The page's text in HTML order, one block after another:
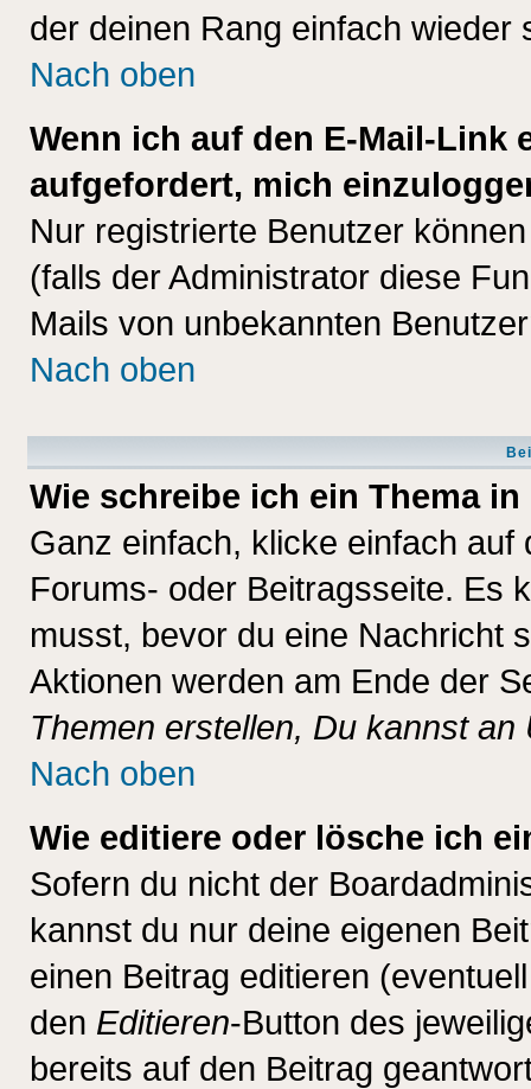
der deinen Rang einfach wieder
Nach oben
Wenn ich auf den E-Mail-Link
aufgefordert, mich
Nur registrierte Benutzer
(falls der Administrator diese
Mails von unbekannten
Nach oben
Wie schreibe ich ein Thema
Ganz einfach, klicke einfach
Forums- oder Beitragsseite. Es
musst, bevor du eine Nachricht
Aktionen werden am Ende der
Themen erstellen, Du kannst
Nach oben
Wie editiere oder lösche ich
Sofern du nicht der
kannst du nur deine eigenen
einen Beitrag editieren
den Editieren-Button des
bereits auf den Beitrag